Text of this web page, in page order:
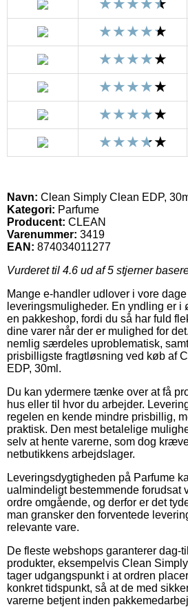
Navn: Clean Simply Clean EDP,
Kategori: Parfume
Producent: CLEAN
Varenummer: 3419
EAN: 874034011277
Vurderet til 4.6 ud af 5 stjerner
Mange e-handler udlover i vore
leveringsmuligheder. En yndling er i
en pakkeshop, fordi du så har fuld
dine varer når der er mulighed for
nemlig særdeles uproblematisk,
prisbilligste fragtløsning ved køb af
EDP, 30ml.
Du kan ydermere tænke over at få
hus eller til hvor du arbejder.
regelen en kende mindre prisbillig,
praktisk. Den mest betalelige
selv at hente varerne, som dog
netbutikkens arbejdslager.
Leveringsdygtigheden på Parfume
ualmindeligt bestemmende forudsat
ordre omgående, og derfor er det
man gransker den forventede
relevante vare.
De fleste webshops garanterer dag-
produkter, eksempelvis Clean
tager udgangspunkt i at ordren
konkret tidspunkt, så at de med
varerne betjent inden